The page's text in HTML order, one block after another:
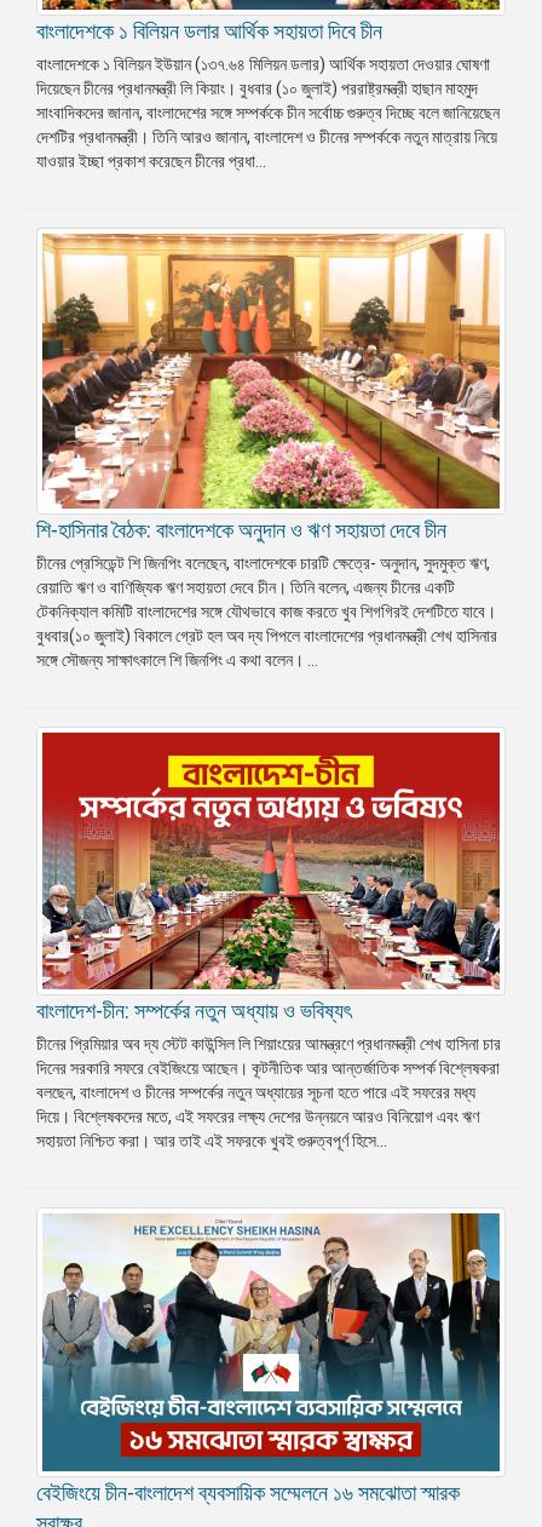
বাংলাদেশকে ১ বিলিয়ন ডলার আর্থিক সহায়তা দিবে চীন
বাংলাদেশকে ১ বিলিয়ন ইউয়ান (১৩৭.৬৪ মিলিয়ন ডলার) আর্থিক সহায়তা দেওয়ার ঘোষণা
দিয়েছেন চীনের প্রধানমন্ত্রী লি কিয়াং। বুধবার (১০ জুলাই) পররাষ্ট্রমন্ত্রী হাছান মাহমুদ
সাংবাদিকদের জানান, বাংলাদেশের সঙ্গে সম্পর্ককে চীন সর্বোচ্চ গুরুত্ব দিচ্ছে বলে জানিয়েছেন
দেশটির প্রধানমন্ত্রী। তিনি আরও জানান, বাংলাদেশ ও চীনের সম্পর্ককে নতুন মাত্রায় নিয়ে
যাওয়ার ইচ্ছা প্রকাশ করেছেন চীনের প্রধা...
শি-হাসিনার বৈঠক: বাংলাদেশকে অনুদান ও ঋণ সহায়তা দেবে চীন
চীনের প্রেসিডেন্ট শি জিনপিং বলেছেন, বাংলাদেশকে চারটি ক্ষেত্রে- অনুদান, সুদমুক্ত ঋণ,
রেয়াতি ঋণ ও বাণিজ্যিক ঋণ সহায়তা দেবে চীন। তিনি বলেন, এজন্য চীনের একটি
টেকনিক্যাল কমিটি বাংলাদেশের সঙ্গে যৌথভাবে কাজ করতে খুব শিগগিরই দেশটিতে যাবে।
বুধবার(১০ জুলাই) বিকালে গ্রেট হল অব দ্য পিপলে বাংলাদেশের প্রধানমন্ত্রী শেখ হাসিনার
সঙ্গে সৌজন্য সাক্ষাৎকালে শি জিনপিং এ কথা বলেন। ...
বাংলাদেশ-চীন: সম্পর্কের নতুন অধ্যায় ও ভবিষ্যৎ
চীনের প্রিমিয়ার অব দ্য স্টেট কাউন্সিল লি শিয়াংয়ের আমন্ত্রণে প্রধানমন্ত্রী শেখ হাসিনা চার
দিনের সরকারি সফরে বেইজিংয়ে আছেন। কূটনীতিক আর আন্তর্জাতিক সম্পর্ক বিশ্লেষকরা
বলছেন, বাংলাদেশ ও চীনের সম্পর্কের নতুন অধ্যায়ের সূচনা হতে পারে এই সফরের মধ্য
দিয়ে। বিশ্লেষকদের মতে, এই সফরের লক্ষ্য দেশের উন্নয়নে আরও বিনিয়োগ এবং ঋণ
সহায়তা নিশ্চিত করা। আর তাই এই সফরকে খুবই গুরুত্বপূর্ণ হিসে...
বেইজিংয়ে চীন-বাংলাদেশ ব্যবসায়িক সম্মেলনে ১৬ সমঝোতা স্মারক